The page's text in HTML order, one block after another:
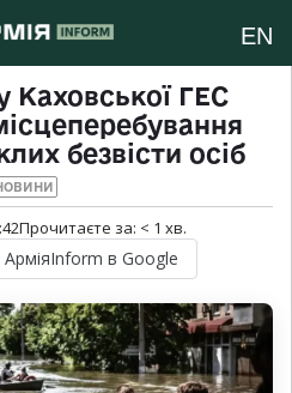
EN
Каховської ГЕС
безвісти осіб
Прочитаєте за: < 1 хв.
АрміяInform в Google